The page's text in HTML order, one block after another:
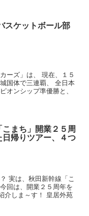
スケットボール部
ーズ」は、 現在、１５
国体で三連覇、 全日本
オンシップ準優勝と、
まち」開業２５周
日帰りツアー、４つ
実は、秋田新幹線「こ
回は、開業２５周年を
介しま～す！ 皇居外苑